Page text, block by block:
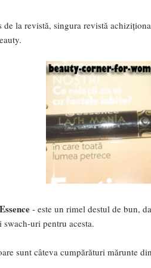
la revistă, singura revistă
- este un rimel destul de bun,
swach-uri pentru acesta.
sunt câteva cumpărături mărunte